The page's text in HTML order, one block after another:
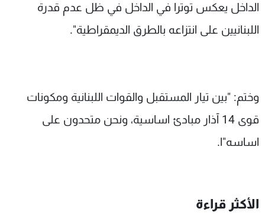
الداخل يعكس توترا في الداخل في ظل عدم قدرة
اللبنانيين على انتزاعه بالطرق الديمقراطية".
وختم: "بين تيار المستقبل والقوات اللبنانية ومكونات
قوى 14 آذار مبادئ اساسية، ونحن متحدون على
اساسه"ا.
الأكثر قراءة